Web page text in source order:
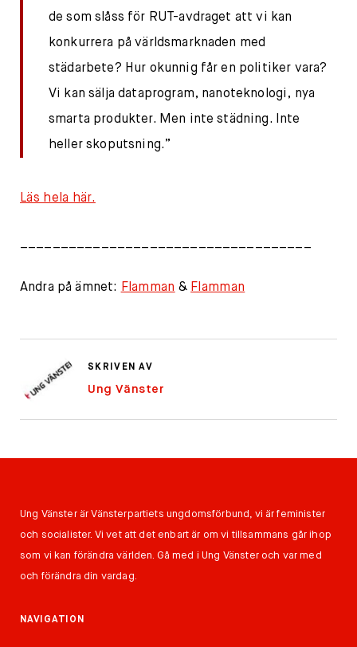
de som slåss för RUT-avdraget att vi kan
konkurrera på världsmarknaden med
städarbete? Hur okunnig får en politiker vara?
Vi kan sälja dataprogram, nanoteknologi, nya
smarta produkter. Men inte städning. Inte
heller skoputsning.”
Läs hela här.
Andra på ämnet: Flamman & Flamman
SKRIVEN AV
Ung Vänster
Ung Vänster är Vänsterpartiets ungdomsförbund, vi är feminister
och socialister. Vi vet att det enbart är om vi tillsammans går ihop
som vi kan förändra världen. Gå med i Ung Vänster och var med
och förändra din vardag.
NAVIGATION